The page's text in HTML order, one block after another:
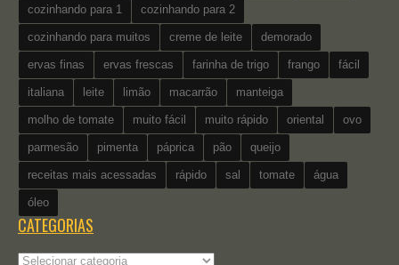
cozinhando para 1 cozinhando para 2
cozinhando para muitos creme de leite demorado
ervas finas ervas frescas farinha de trigo frango fácil
italiana leite limão macarrão manteiga
molho de tomate muito fácil muito rápido oriental ovo
parmesão pimenta páprica pão queijo
receitas mais acessadas rápido sal tomate água
óleo
CATEGORIAS
Categorias